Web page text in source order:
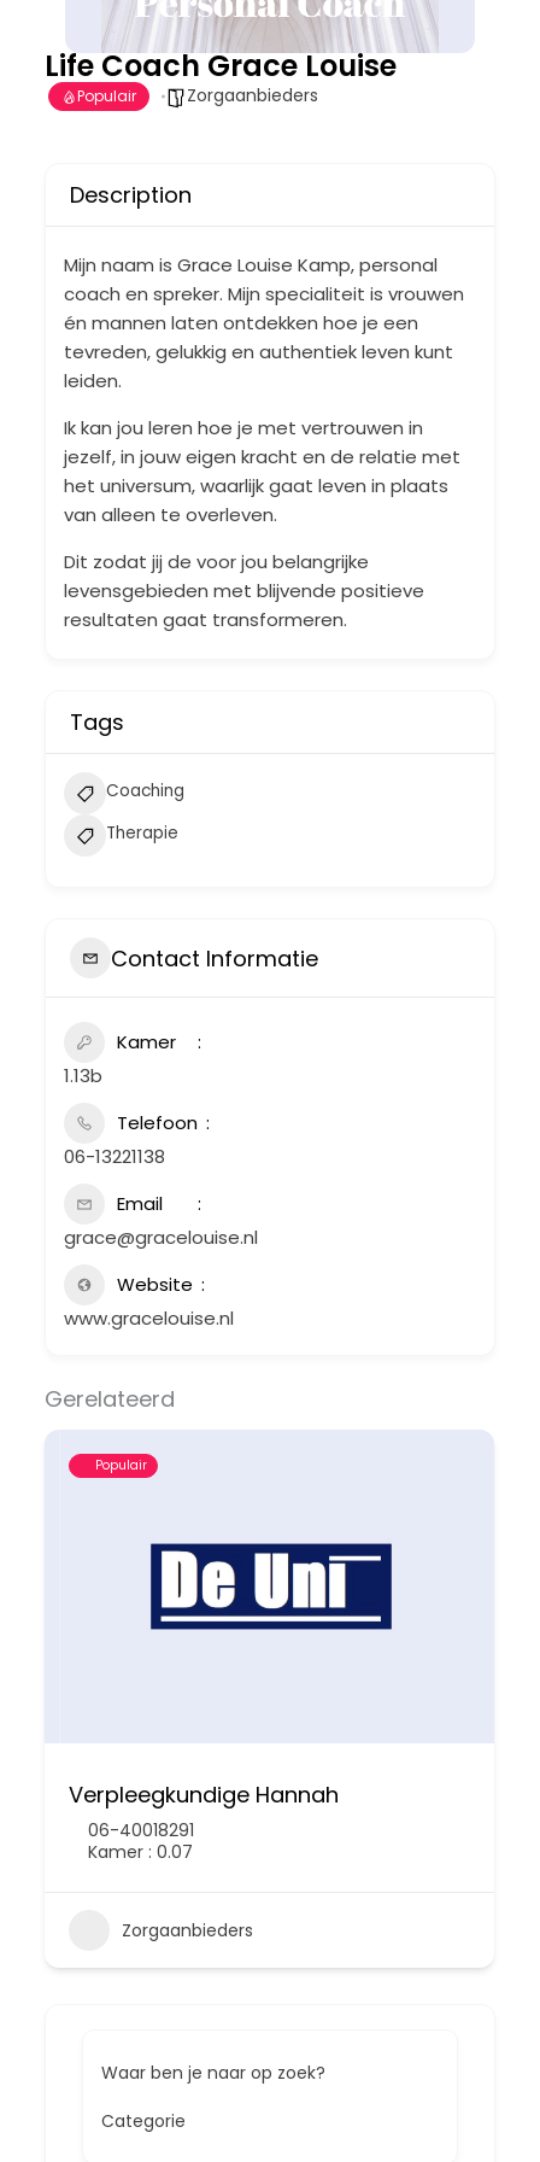
Life Coach Grace Louise
Populair Zorgaanbieders
Description
Mijn naam is Grace Louise Kamp, personal
coach en spreker. Mijn specialiteit is vrouwen
én mannen laten ontdekken hoe je een
tevreden, gelukkig en authentiek leven kunt
leiden.
Ik kan jou leren hoe je met vertrouwen in
jezelf, in jouw eigen kracht en de relatie met
het universum, waarlijk gaat leven in plaats
van alleen te overleven.
Dit zodat jij de voor jou belangrijke
levensgebieden met blijvende positieve
resultaten gaat transformeren.
Tags
Coaching
Therapie
Contact Informatie
Kamer
1.13b
Telefoon
06-13221138
Email
grace@gracelouise.nl
Website
www.gracelouise.nl
Gerelateerd
Populair
Verpleegkundige Hannah
06-40018291
Kamer : 0.07
Zorgaanbieders
Waar ben je naar op zoek?
Categorie